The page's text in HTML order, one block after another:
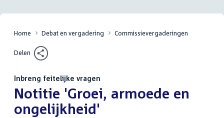
Home Debat en vergadering Commissievergaderingen
Delen
Inbreng feitelijke vragen
:Notitie 'Groei, armoede en
ongelijkheid'